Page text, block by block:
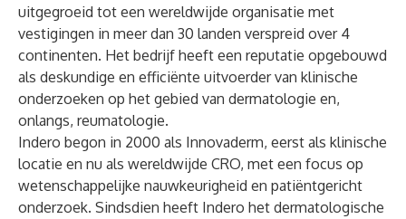
uitgegroeid tot een wereldwijde organisatie met
vestigingen in meer dan 30 landen verspreid over 4
continenten. Het bedrijf heeft een reputatie opgebouwd
als deskundige en efficiënte uitvoerder van klinische
onderzoeken op het gebied van dermatologie en,
onlangs, reumatologie.
Indero begon in 2000 als Innovaderm, eerst als klinische
locatie en nu als wereldwijde CRO, met een focus op
wetenschappelijke nauwkeurigheid en patiëntgericht
onderzoek. Sindsdien heeft Indero het dermatologische